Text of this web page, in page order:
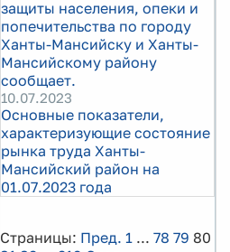
защиты населения, опеки и
попечительства по городу
Ханты-Мансийску и Ханты-
Мансийскому району
сообщает.
10.07.2023
Основные показатели,
характеризующие состояние
рынка труда Ханты-
Мансийский район на
01.07.2023 года
Страницы: Пред. 1 ... 78 79 80